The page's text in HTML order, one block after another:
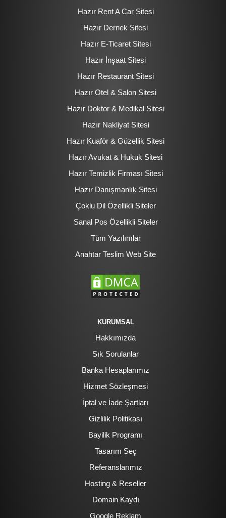
Hazır Rent A Car Sitesi
Hazır Dernek Sitesi
Hazır E-Ticaret Sitesi
Hazır İnşaat Sitesi
Hazır Restaurant Sitesi
Hazır Otel & Salon Sitesi
Hazır Doktor & Medikal Sitesi
Hazır Nakliyat Sitesi
Hazır Kuaför & Güzellik Sitesi
Hazır Avukat & Hukuk Sitesi
Hazır Temizlik Firması Sitesi
Hazır Danışmanlık Sitesi
Çoklu Dil Özellikli Siteler
Sanal Pos Özellikli Siteler
Tüm Yazılımlar
Anahtar Teslim Web Site
KURUMSAL
Hakkımızda
Sık Sorulanlar
Banka Hesaplarımız
Hizmet Sözleşmesi
İptal ve İade Şartları
Gizlilik Politikası
Bayilik Programı
Tasarım Seç
Referanslarımız
Hosting & Reseller
Domain Kaydı
Google Reklam